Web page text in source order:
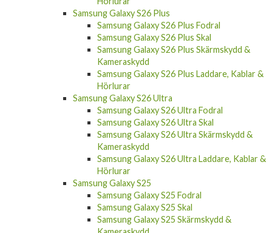
Samsung Galaxy S26 Plus
Samsung Galaxy S26 Plus Fodral
Samsung Galaxy S26 Plus Skal
Samsung Galaxy S26 Plus Skärmskydd &
Kameraskydd
Samsung Galaxy S26 Plus Laddare, Kablar &
Hörlurar
Samsung Galaxy S26 Ultra
Samsung Galaxy S26 Ultra Fodral
Samsung Galaxy S26 Ultra Skal
Samsung Galaxy S26 Ultra Skärmskydd &
Kameraskydd
Samsung Galaxy S26 Ultra Laddare, Kablar &
Hörlurar
Samsung Galaxy S25
Samsung Galaxy S25 Fodral
Samsung Galaxy S25 Skal
Samsung Galaxy S25 Skärmskydd &